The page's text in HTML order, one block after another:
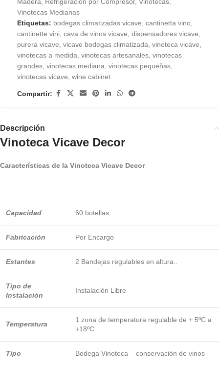
Vinotecas Medianas
Etiquetas: bodegas climatizadas vicave cantinetta vino
cantinette vini cava de vinos vicave dispensadores vicave
purera vicave vicave bodegas climatizada vinoteca vicave
vinotecas a medida vinotecas artesanales vinotecas
grandes vinotecas mediana vinotecas pequeñas
vinotecas vicave wine cabinet
Compartir:
Descripción
Vinoteca Vicave Decor
Características de la Vinoteca Vicave Decor
Capacidad 60 botellas
Fabricación Por Encargo
Estantes 2 Bandejas regulables en altura..
Tipo de
Instalación
Instalación Libre
Temperatura
1 zona de temperatura regulable de + 5ºC a
+18ºC
Tipo Bodega Vinoteca – conservación de vinos